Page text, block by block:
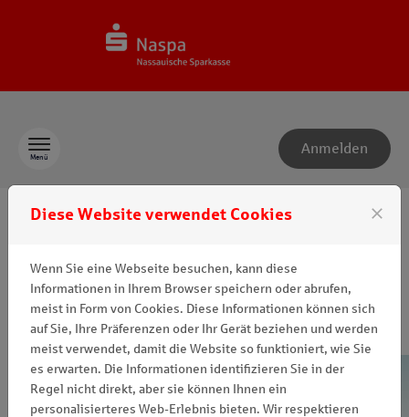
Menü
Anmelden
Herzlich willkommen
beim Naspa-
Spendenmanagement
Diese Website verwendet Cookies close
Wenn Sie eine Webseite besuchen, kann diese
Informationen in Ihrem Browser speichern oder abrufen,
meist in Form von Cookies. Diese Informationen können sich
auf Sie, Ihre Präferenzen oder Ihr Gerät beziehen und werden
meist verwendet, damit die Website so funktioniert, wie Sie
es erwarten. Die Informationen identifizieren Sie in der
Regel nicht direkt, aber sie können Ihnen ein
personalisierteres Web-Erlebnis bieten. Wir respektieren